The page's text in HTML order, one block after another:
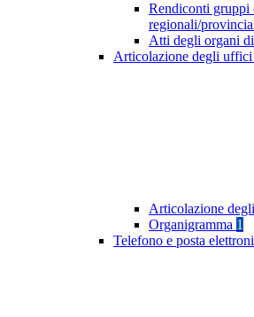
Rendiconti gruppi
regionali/
Atti degli organi
Articolazione degli uffici
Articolazione
Organigramma 1
Telefono e posta